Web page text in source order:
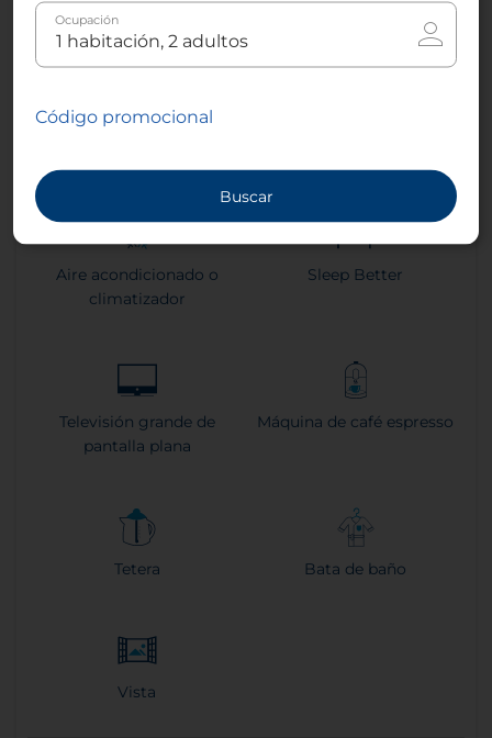
Habitación Deluxe con Vista a la Ciudad
2
Aire acondicionado o
climatizador
Sleep Better
Televisión grande de
pantalla plana
Máquina de café espresso
Tetera Bata de baño
Vista
Ocupación
Código promocional
Buscar